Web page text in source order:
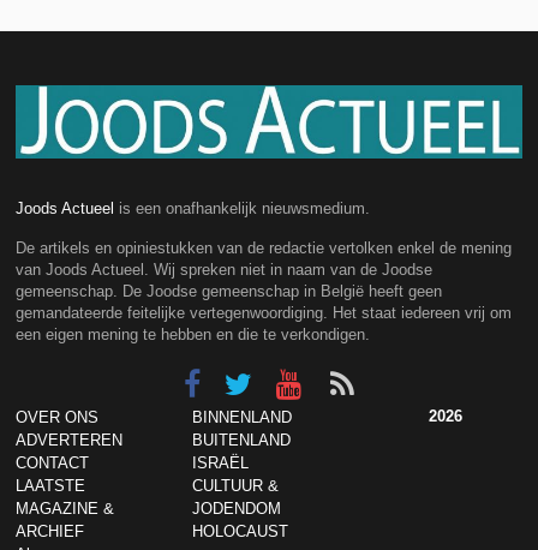
Joods Actueel is een onafhankelijk nieuwsmedium.
De artikels en opiniestukken van de redactie vertolken enkel de mening
van Joods Actueel. Wij spreken niet in naam van de Joodse
gemeenschap. De Joodse gemeenschap in België heeft geen
gemandateerde feitelijke vertegenwoordiging. Het staat iedereen vrij om
een eigen mening te hebben en die te verkondigen.
OVER ONS
ADVERTEREN
CONTACT
LAATSTE
MAGAZINE &
ARCHIEF
BINNENLAND
BUITENLAND
ISRAËL
CULTUUR &
JODENDOM
HOLOCAUST
2026